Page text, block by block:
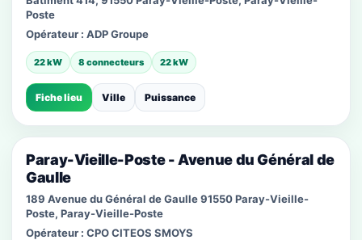
Poste
Opérateur : ADP Groupe
22 kW 8 connecteurs 22 kW
Fiche lieu Ville Puissance
Paray-Vieille-Poste - Avenue du Général de
Gaulle
189 Avenue du Général de Gaulle 91550 Paray-Vieille-
Poste, Paray-Vieille-Poste
Opérateur : CPO CITEOS SMOYS